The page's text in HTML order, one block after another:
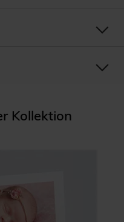
Kollektion